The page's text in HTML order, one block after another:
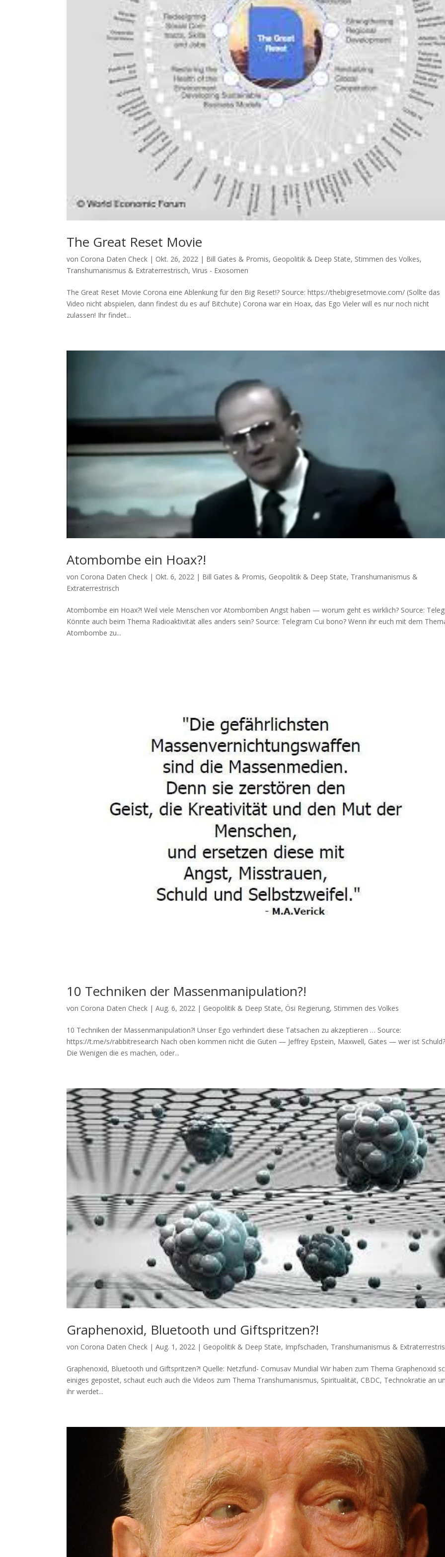
The Great Reset Movie
von Corona Daten Check | Okt. 26, 2022 | Bill Gates & Promis, Geopolitik & Deep State, Stimmen des Volkes,
Transhumanismus & Extraterrestrisch,Virus - Exosomen
The Great Reset Movie Coro­na eine Ablen­kung für den Big Reset!? Source: https://thebigresetmovie.com/ (Soll­te das
Video nicht abspie­len, dann fin­dest du es auf Bitchute) Coro­na war ein Hoax, das Ego Vie­ler will es nur noch nicht
zulassen! Ihr fin­det...
Atombombe ein Hoax?!
von Corona Daten Check | Okt. 6, 2022 | Bill Gates & Promis, Geopolitik & Deep State, Transhumanismus &
Extraterrestrisch
Atombombe ein Hoax?! Weil vie­le Men­schen vor Atom­bom­ben Angst haben — wor­um geht es wirklich? Source:
Könn­te auch beim The­ma Radio­ak­ti­vi­tät alles anders sein? Source: Tele­gram Cui bono? Wenn ihr euch mit dem
Atom­bom­be zu...
10 Techniken der Massenmanipulation?!
von Corona Daten Check |Aug. 6, 2022 | Geopolitik & Deep State, Ösi Regierung, Stimmen des Volkes
10 Techniken der Massenmanipulation?! Unser Ego ver­hin­dert die­se Tat­sa­chen zu akzeptieren … Source:
https://t.me/s/rabbitresearch Nach oben kom­men nicht die Guten — Jef­frey Epstein, Max­well, Gates — wer ist
Die Weni­gen die es machen, oder...
Graphenoxid, Bluetooth und Giftspritzen?!
von Corona Daten Check |Aug. 1, 2022 | Geopolitik & Deep State, Impfschaden, Transhumanismus &
Graphenoxid, Bluetooth und Giftspritzen?! Quel­le: Netz­fund- Comus­av Mundial Wir haben zum The­ma Gra­phen­oxid
eini­ges gepos­tet, schaut euch auch die Vide­os zum The­ma Trans­hu­ma­nis­mus, Spi­ri­tua­li­tät, CBDC, Tech­no­kra­tie an
ihr wer­det...